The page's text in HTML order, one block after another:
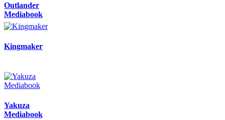
Outlander
Mediabook
Kingmaker
Yakuza
Mediabook